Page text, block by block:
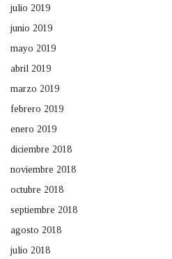
julio 2019
junio 2019
mayo 2019
abril 2019
marzo 2019
febrero 2019
enero 2019
diciembre 2018
noviembre 2018
octubre 2018
septiembre 2018
agosto 2018
julio 2018